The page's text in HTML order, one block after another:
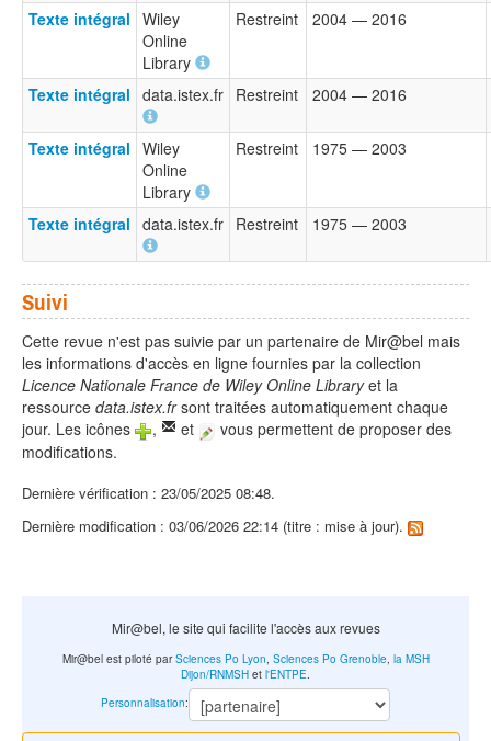
Texte intégral Wiley
Online
Library
Restreint 2004 — 2016
Texte intégral data.istex.fr Restreint 2004 — 2016
Texte intégral Wiley
Online
Library
Restreint 1975 — 2003
Texte intégral data.istex.fr Restreint 1975 — 2003
Suivi
Cette revue n'est pas suivie par un partenaire de Mir@bel mais
les informations d'accès en ligne fournies par la collection
Licence Nationale France de Wiley Online Libraryet la
ressource data.istex.frsont traitées automatiquement chaque
jour. Les icônes
, et
vous permettent de proposer des
modifications.
Dernière vérification : 23/05/2025 08:48.
Dernière modification : 03/06/2026 22:14 (titre : mise à jour).
Mir@bel, le site qui facilite l'accès aux revues
Mir@bel est piloté parSciences Po Lyon Sciences Po Grenoble, la MSH
Dijon/RNMSH et l'ENTPE
Personnalisation: